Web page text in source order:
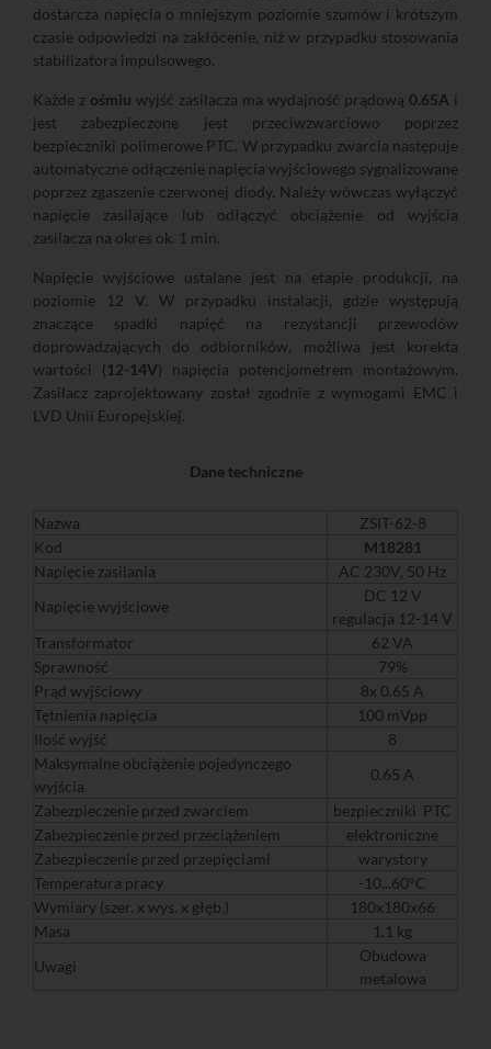
dostarcza napięcia o mniejszym poziomie szumów i krótszym
czasie odpowiedzi na zakłócenie, niż w przypadku stosowania
stabilizatora impulsowego.
Każde z ośmiu wyjść zasilacza ma wydajność prądową 0.65A i
jest zabezpieczone jest przeciwzwarciowo poprzez
bezpieczniki polimerowe PTC. W przypadku zwarcia następuje
automatyczne odłączenie napięcia wyjściowego sygnalizowane
poprzez zgaszenie czerwonej diody. Należy wówczas wyłączyć
napięcie zasilające lub odłączyć obciążenie od wyjścia
zasilacza na okres ok. 1 min.
Napięcie wyjściowe ustalane jest na etapie produkcji, na
poziomie 12 V. W przypadku instalacji, gdzie występują
znaczące spadki napięć na rezystancji przewodów
doprowadzających do odbiorników, możliwa jest korekta
wartości (12-14V) napięcia potencjometrem montażowym.
Zasilacz zaprojektowany został zgodnie z wymogami EMC i
LVD Unii Europejskiej.
Dane techniczne
Nazwa
ZSIT-62-8
Kod
M18281
Napięcie zasilania
AC 230V, 50 Hz
Napięcie wyjściowe
DC 12 V
regulacja 12-14 V
Transformator
62 VA
Sprawność
79%
Prąd wyjściowy
8x 0.65 A
Tętnienia napięcia
100 mVpp
Ilość wyjść
8
Maksymalne obciążenie pojedynczego
wyjścia
0.65 A
Zabezpieczenie przed zwarciem
bezpieczniki PTC
Zabezpieczenie przed przeciążeniem
elektroniczne
Zabezpieczenie przed przepięciami
warystory
Temperatura pracy
-10...60°C
Wymiary (szer. x wys. x głęb.)
180x180x66
Masa
1.1 kg
Uwagi
Obudowa
metalowa